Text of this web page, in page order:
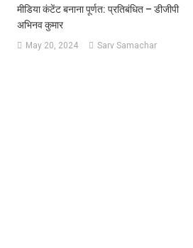
मीडिया कंटेंट बनाना पूर्णत: प्रतिबंधित – डीजीपी
अभिनव कुमार
May 20, 2024 Sarv Samachar